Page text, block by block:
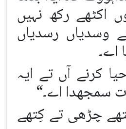
اکٹھے رکھ نہیں
وسدیاں رسدیاں
اے۔
کرنے آں تے ایہ
سمجھدا اے۔“
چڑھی تے کِتھے